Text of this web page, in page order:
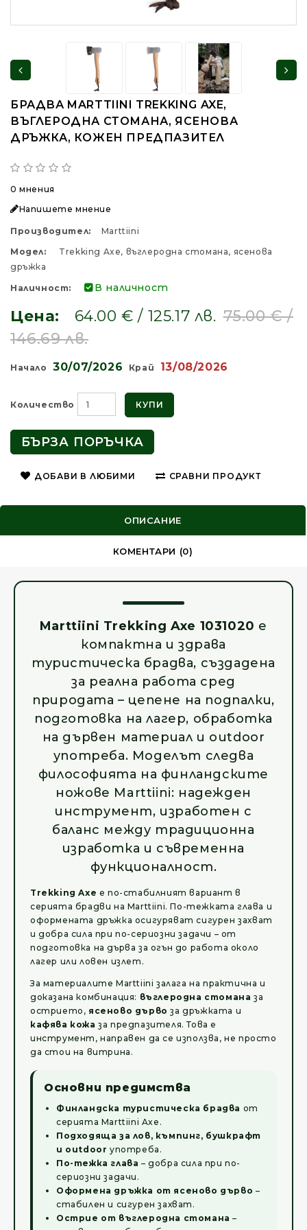
БРАДВА MARTTIINI TREKKING AXE,
ВЪГЛЕРОДНА СТОМАНА, ЯСЕНОВА
ДРЪЖКА, КОЖЕН ПРЕДПАЗИТЕЛ
0 мнения
Напишете мнение
Производител:
Marttiini
Модел:
Trekking Axe, въглеродна стомана, ясенова
дръжка
Наличност: В наличност
Цена: 64.00 € / 125.17 лв. 75.00 € /
146.69 лв.
Начало 30/07/2026 Край 13/08/2026
Количество КУПИ
БЪРЗА ПОРЪЧКА
ДОБАВИ В ЛЮБИМИ СРАВНИ ПРОДУКТ
ОПИСАНИЕ
КОМЕНТАРИ (0)
Marttiini Trekking Axe 1031020 е
компактна и здрава
туристическа брадва, създадена
за реална работа сред
природата – цепене на подпалки,
подготовка на лагер, обработка
на дървен материал и outdoor
употреба. Моделът следва
философията на финландските
ножове Marttiini: надежден
инструмент, изработен с
баланс между традиционна
изработка и съвременна
функционалност.
Trekking Axe е по-стабилният вариант в
серията брадви на Marttiini. По-тежката глава и
оформената дръжка осигуряват сигурен захват
и добра сила при по-сериозни задачи – от
подготовка на дърва за огън до работа около
лагер или ловен излет.
За материалите Marttiini залага на практична и
доказана комбинация: въглеродна стомана за
острието, ясеново дърво за дръжката и
кафява кожа за предпазителя. Това е
инструмент, направен да се използва, не просто
да стои на витрина.
Основни предимства
Финландска туристическа брадва от
серията Marttiini Axe.
Подходяща за лов, къмпинг, бушкрафт
и outdoor употреба.
По-тежка глава – добра сила при по-
сериозни задачи.
Оформена дръжка от ясеново дърво –
стабилен и сигурен захват.
Острие от въглеродна стомана –